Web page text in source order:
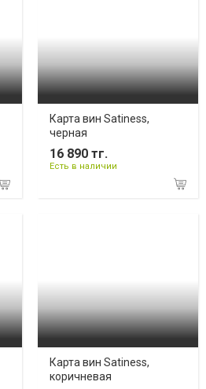
Карта вин Satiness,
черная
16 890 тг.
Есть в наличии
Карта вин Satiness,
коричневая